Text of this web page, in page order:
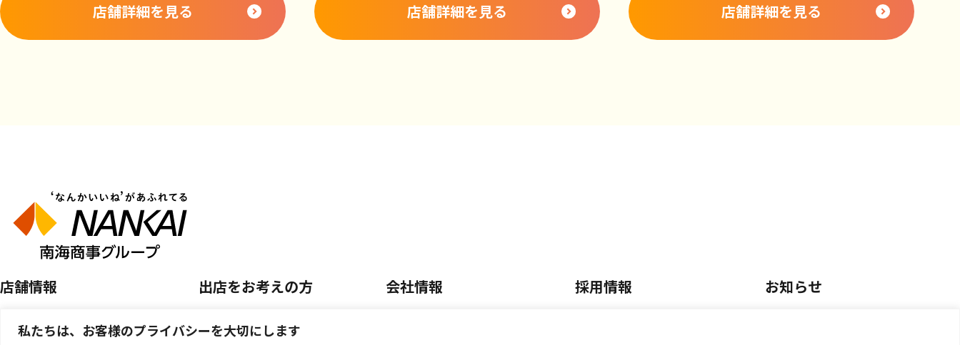
私たちは、お客様のプライバシーを大切にします
店舗詳細を見る 店舗詳細を見る 店舗詳細を見る
店舗情報
店舗を探す
出店をお考えの方
空き区画のご案内
会社情報 採用情報 お知らせ